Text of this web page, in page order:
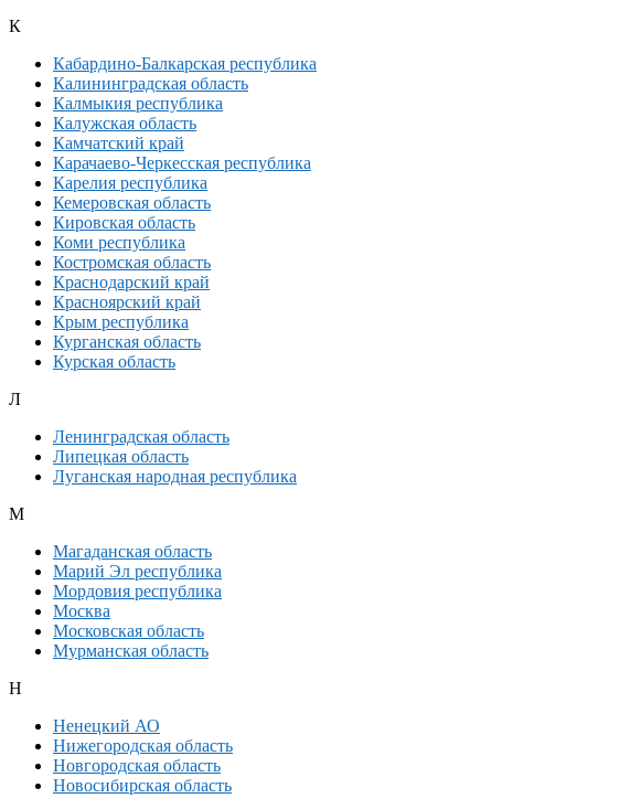
К
Кабардино-Балкарская республика
Калининградская область
Калмыкия республика
Калужская область
Камчатский край
Карачаево-Черкесская республика
Карелия республика
Кемеровская область
Кировская область
Коми республика
Костромская область
Краснодарский край
Красноярский край
Крым республика
Курганская область
Курская область
Л
Ленинградская область
Липецкая область
Луганская народная республика
М
Магаданская область
Марий Эл республика
Мордовия республика
Москва
Московская область
Мурманская область
Н
Ненецкий АО
Нижегородская область
Новгородская область
Новосибирская область